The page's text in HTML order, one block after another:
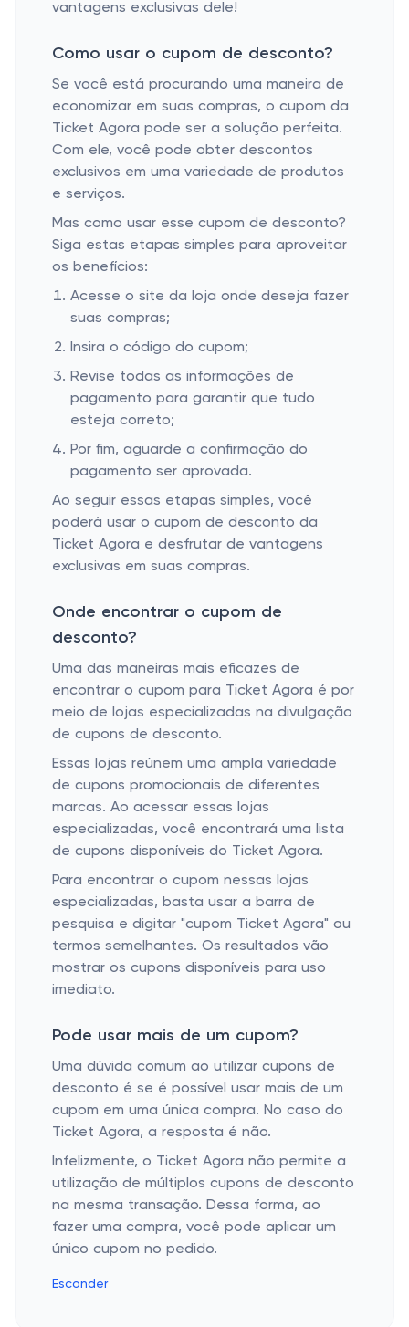
vantagens exclusivas dele!
Como usar o cupom de desconto?
Se você está procurando uma maneira de
economizar em suas compras, o cupom da
Ticket Agora pode ser a solução perfeita.
Com ele, você pode obter descontos
exclusivos em uma variedade de produtos
e serviços.
Mas como usar esse cupom de desconto?
Siga estas etapas simples para aproveitar
os benefícios:
Acesse o site da loja onde deseja fazer
suas compras;
Insira o código do cupom;
Revise todas as informações de
pagamento para garantir que tudo
esteja correto;
Por fim, aguarde a confirmação do
pagamento ser aprovada.
Ao seguir essas etapas simples, você
poderá usar o cupom de desconto da
Ticket Agora e desfrutar de vantagens
exclusivas em suas compras.
Onde encontrar o cupom de
desconto?
Uma das maneiras mais eficazes de
encontrar o cupom para Ticket Agora é por
meio de lojas especializadas na divulgação
de cupons de desconto.
Essas lojas reúnem uma ampla variedade
de cupons promocionais de diferentes
marcas. Ao acessar essas lojas
especializadas, você encontrará uma lista
de cupons disponíveis do Ticket Agora.
Para encontrar o cupom nessas lojas
especializadas, basta usar a barra de
pesquisa e digitar "cupom Ticket Agora" ou
termos semelhantes. Os resultados vão
mostrar os cupons disponíveis para uso
imediato.
Pode usar mais de um cupom?
Uma dúvida comum ao utilizar cupons de
desconto é se é possível usar mais de um
cupom em uma única compra. No caso do
Ticket Agora, a resposta é não.
Infelizmente, o Ticket Agora não permite a
utilização de múltiplos cupons de desconto
na mesma transação. Dessa forma, ao
fazer uma compra, você pode aplicar um
único cupom no pedido.
Esconder